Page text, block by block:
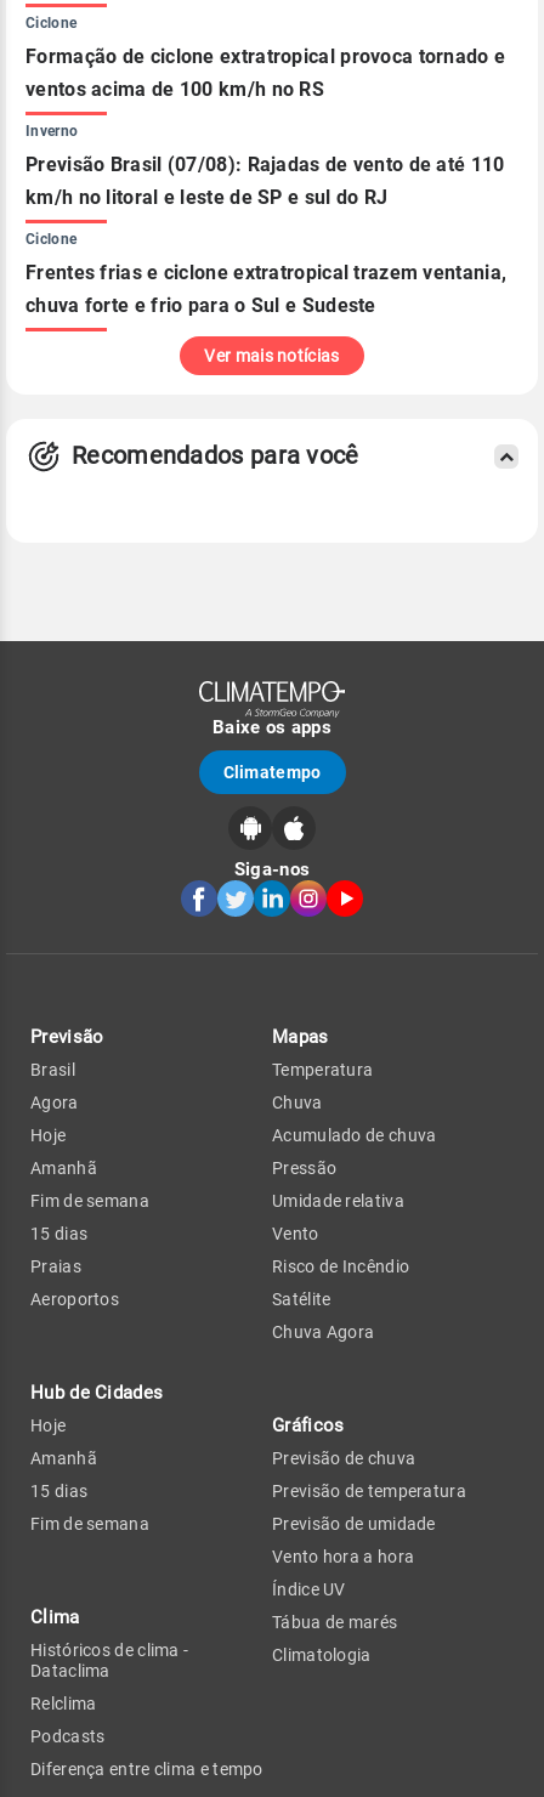
Ciclone
Formação de ciclone extratropical provoca tornado e
ventos acima de 100 km/h no RS
Inverno
Previsão Brasil (07/08): Rajadas de vento de até 110
km/h no litoral e leste de SP e sul do RJ
Ciclone
Frentes frias e ciclone extratropical trazem ventania,
chuva forte e frio para o Sul e Sudeste
Ver mais notícias
Recomendados para você
Baixe os apps
Climatempo
Siga-nos
Previsão
Brasil
Agora
Hoje
Amanhã
Fim de semana
15 dias
Praias
Aeroportos
Hub de Cidades
Hoje
Amanhã
15 dias
Fim de semana
Clima
Históricos de clima -
Dataclima
Relclima
Podcasts
Diferença entre clima e tempo
Mapas
Temperatura
Chuva
Acumulado de chuva
Pressão
Umidade relativa
Vento
Risco de Incêndio
Satélite
Chuva Agora
Gráficos
Previsão de chuva
Previsão de temperatura
Previsão de umidade
Vento hora a hora
Índice UV
Tábua de marés
Climatologia